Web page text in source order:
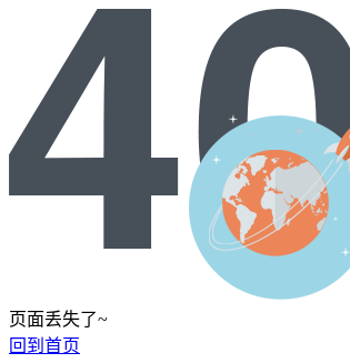
页面丢失了~
回到首页